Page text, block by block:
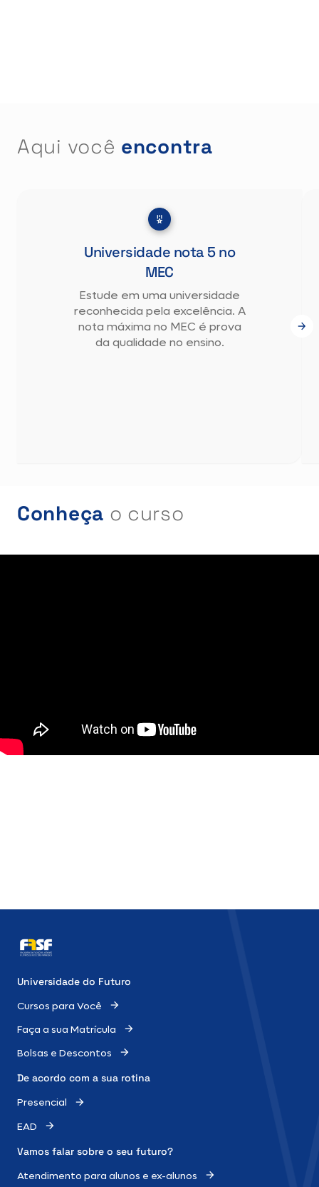
Aqui você encontra
Universidade nota 5 no
MEC
Estude em uma universidade
reconhecida pela excelência. A
nota máxima no MEC é prova
da qualidade no ensino.
Conheça o curso
Universidade do Futuro
Cursos para Você
Faça a sua Matrícula
Bolsas e Descontos
De acordo com a sua rotina
Presencial
EAD
Vamos falar sobre o seu futuro?
Atendimento para alunos e ex-alunos